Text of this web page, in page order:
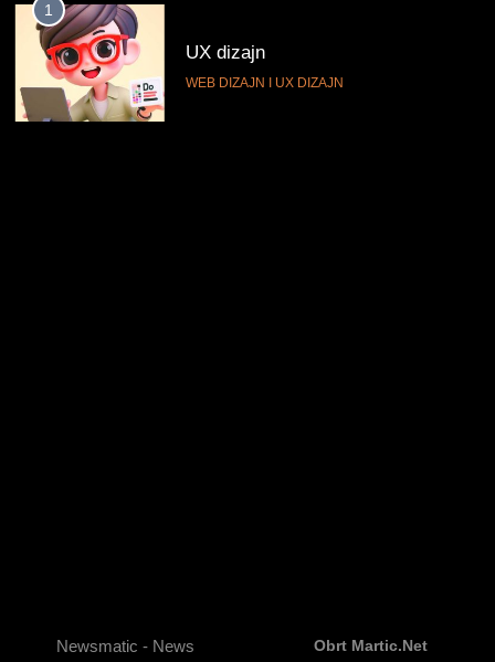
1
UX dizajn
WEB DIZAJN I UX DIZAJN
Newsmatic - News
Obrt Martic.net